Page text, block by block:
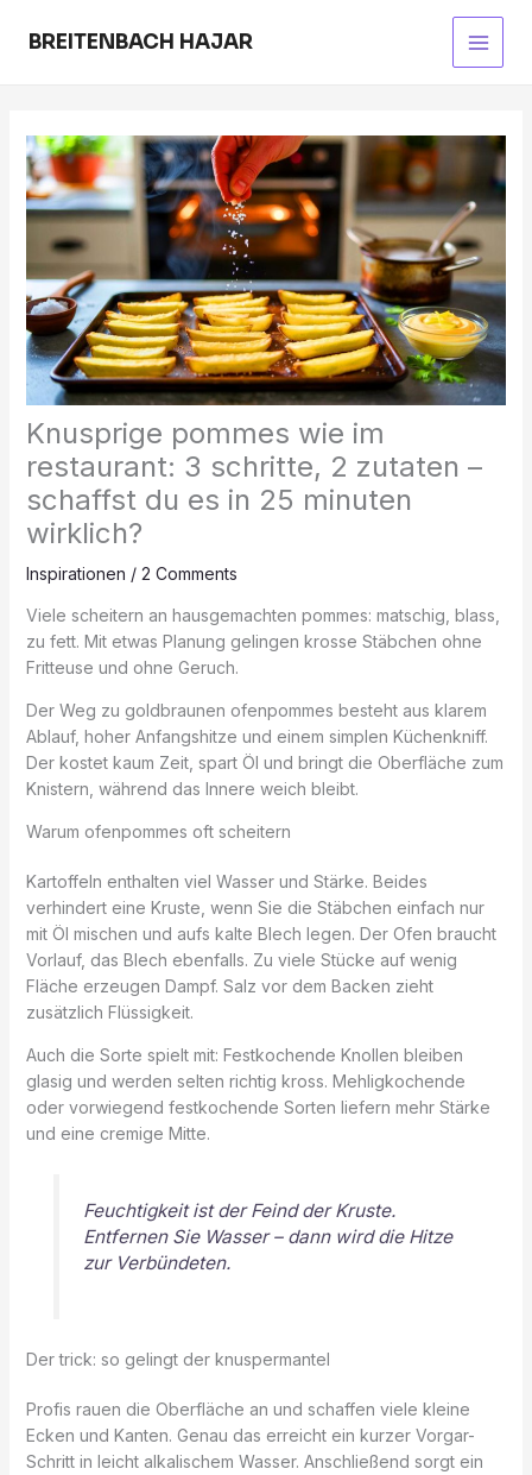
BREITENBACH HAJAR
Main
Knusprige pommes wie im
restaurant: 3 schritte, 2 zutaten –
schaffst du es in 25 minuten
wirklich?
Inspirationen / 2 Comments
Viele scheitern an hausgemachten pommes: matschig, blass,
zu fett. Mit etwas Planung gelingen krosse Stäbchen ohne
Fritteuse und ohne Geruch.
Der Weg zu goldbraunen ofenpommes besteht aus klarem
Ablauf, hoher Anfangshitze und einem simplen Küchenkniff.
Der kostet kaum Zeit, spart Öl und bringt die Oberfläche zum
Knistern, während das Innere weich bleibt.
Warum ofenpommes oft scheitern
Kartoffeln enthalten viel Wasser und Stärke. Beides
verhindert eine Kruste, wenn Sie die Stäbchen einfach nur
mit Öl mischen und aufs kalte Blech legen. Der Ofen braucht
Vorlauf, das Blech ebenfalls. Zu viele Stücke auf wenig
Fläche erzeugen Dampf. Salz vor dem Backen zieht
zusätzlich Flüssigkeit.
Auch die Sorte spielt mit: Festkochende Knollen bleiben
glasig und werden selten richtig kross. Mehligkochende
oder vorwiegend festkochende Sorten liefern mehr Stärke
und eine cremige Mitte.
Feuchtigkeit ist der Feind der Kruste.
Entfernen Sie Wasser – dann wird die Hitze
zur Verbündeten.
Der trick: so gelingt der knuspermantel
Profis rauen die Oberfläche an und schaffen viele kleine
Ecken und Kanten. Genau das erreicht ein kurzer Vorgar-
Schritt in leicht alkalischem Wasser. Anschließend sorgt ein